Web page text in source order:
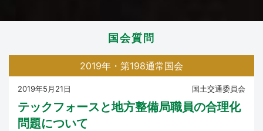
国会質問
2019年・第198通常国会
2019年5月21日 国土交通委員会
テックフォースと地方整備局職員の合理化
問題について